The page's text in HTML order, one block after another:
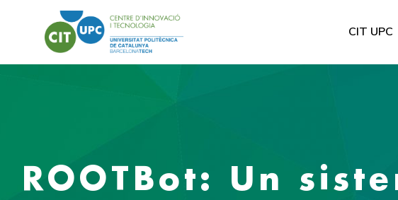
CIT UPC
ROOTBot: Un